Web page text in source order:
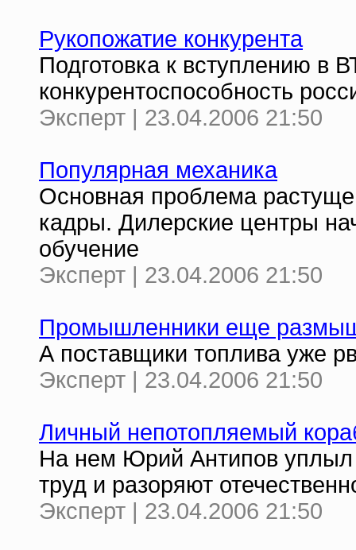
Рукопожатие конкурента
Подготовка к вступлению в
конкурентоспособность
Эксперт | 23.04.2006 21:50
Популярная механика
Основная проблема
кадры. Дилерские центры
обучение
Эксперт | 23.04.2006 21:50
Промышленники еще
А поставщики топлива уже
Эксперт | 23.04.2006 21:50
Личный непотопляемый
На нем Юрий Антипов уплыл
труд и разоряют
Эксперт | 23.04.2006 21:50